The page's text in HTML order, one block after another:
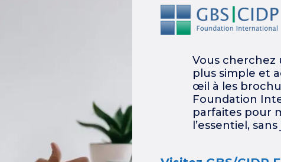
Vous cherchez
plus simple et
œil à les
Foundation
parfaites pour
l’essentiel,